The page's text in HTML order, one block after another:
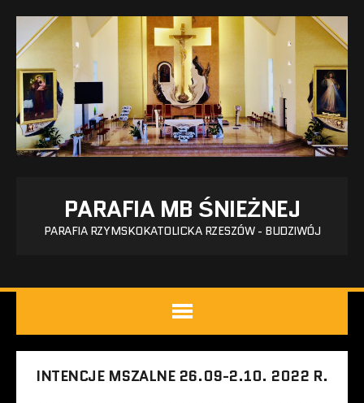
PARAFIA MB ŚNIEŻNEJ
PARAFIA RZYMSKOKATOLICKA RZESZÓW - BUDZIWÓJ
INTENCJE MSZALNE 26.09-2.10. 2022 R.